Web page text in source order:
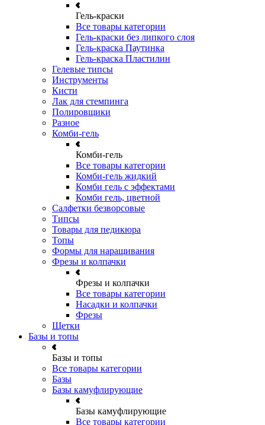
Гель-краски
Все товары категории
Гель-краски без липкого слоя
Гель-краска Паутинка
Гель-краска Пластилин
Гелевые типсы
Инструменты
Кисти
Лак для стемпинга
Полировщики
Разное
Комби-гель
Комби-гель
Все товары категории
Комби-гель жидкий
Комби гель с эффектами
Комби гель, цветной
Салфетки безворсовые
Типсы
Товары для педикюра
Топы
Формы для наращивания
Фрезы и колпачки
Фрезы и колпачки
Все товары категории
Насадки и колпачки
Фрезы
Щетки
Базы и топы
Базы и топы
Все товары категории
Базы
Базы камуфлирующие
Базы камуфлирующие
Все товары категории